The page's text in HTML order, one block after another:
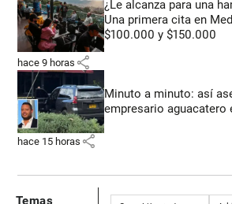
¿Le alcanza para una
Una primera cita en
$100.000 y $150.000
hace 9 horas share
Minuto a minuto: así
empresario aguacatero
hace 15 horas share